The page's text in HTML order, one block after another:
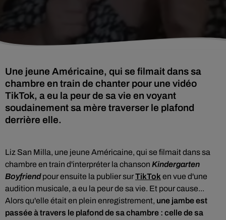
Une jeune Américaine, qui se filmait dans sa
chambre en train de chanter pour une vidéo
TikTok, a eu la peur de sa vie en voyant
soudainement sa mère traverser le plafond
derrière elle.
Liz San Milla, une jeune Américaine, qui se filmait dans sa
chambre en train d'interpréter la chanson Kindergarten
Boyfriendpour ensuite la publier surTikTok en vue d'une
audition musicale, a eu la peur de sa vie. Et pour cause...
Alors qu'elle était en plein enregistrement, une jambe est
passée à travers le plafond de sa chambre : celle de sa